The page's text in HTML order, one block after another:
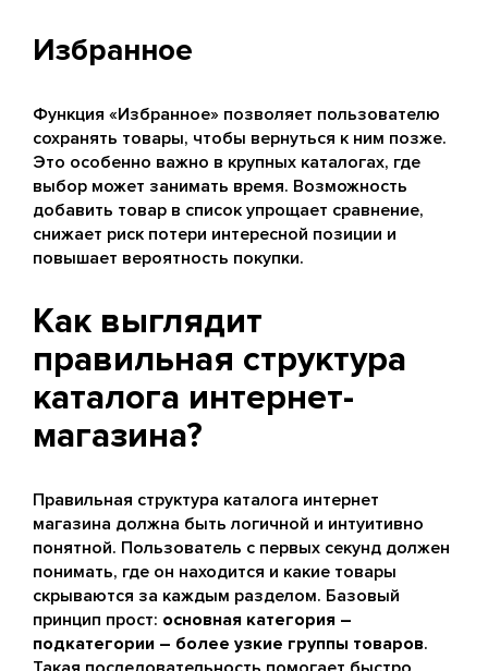
Избранное
Функция «Избранное» позволяет пользователю
сохранять товары, чтобы вернуться к ним позже.
Это особенно важно в крупных каталогах, где
выбор может занимать время. Возможность
добавить товар в список упрощает сравнение,
снижает риск потери интересной позиции и
повышает вероятность покупки.
Как выглядит
правильная структура
каталога интернет-
магазина?
Правильная структура каталога интернет
магазина должна быть логичной и интуитивно
понятной. Пользователь с первых секунд должен
понимать, где он находится и какие товары
скрываются за каждым разделом. Базовый
принцип прост: основная категория –
подкатегории – более узкие группы товаров.